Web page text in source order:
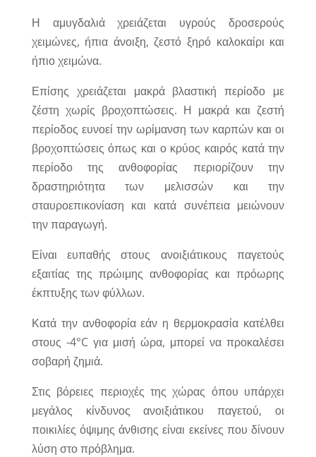
Η αμυγδαλιά χρειάζεται υγρούς δροσερούς
χειμώνες, ήπια άνοιξη, ζεστό ξηρό καλοκαίρι και
ήπιο χειμώνα.
Επίσης χρειάζεται μακρά βλαστική περίοδο με
ζέστη χωρίς βροχοπτώσεις. Η μακρά και ζεστή
περίοδος ευνοεί την ωρίμανση των καρπών και οι
βροχοπτώσεις όπως και ο κρύος καιρός κατά την
περίοδο της ανθοφορίας περιορίζουν την
δραστηριότητα των μελισσών και την
σταυροεπικονίαση και κατά συνέπεια μειώνουν
την παραγωγή.
Είναι ευπαθής στους ανοιξιάτικους παγετούς
εξαιτίας της πρώιμης ανθοφορίας και πρόωρης
έκπτυξης των φύλλων.
Κατά την ανθοφορία εάν η θερμοκρασία κατέλθει
στους -4°C για μισή ώρα, μπορεί να προκαλέσει
σοβαρή ζημιά.
Στις βόρειες περιοχές της χώρας όπου υπάρχει
μεγάλος κίνδυνος ανοιξιάτικου παγετού, οι
ποικιλίες όψιμης άνθισης είναι εκείνες που δίνουν
λύση στο πρόβλημα.